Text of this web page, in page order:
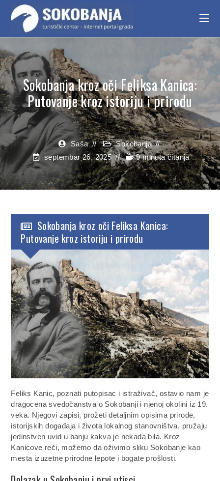
Sokobanja kroz oči Feliksa Kanica:
Putovanje kroz istoriju i prirodu
Saša
Sokobanja
septembar 26, 2025
9 minuta čitanja
Sokobanja kroz oči Feliksa Kanica:
Putovanje kroz istoriju i prirodu
Feliks Kanic, poznati putopisac i istraživač, ostavio nam je
dragocena svedočanstva o Sokobanji i njenoj okolini iz 19.
veka. Njegovi zapisi, prožeti detaljnim opisima prirode,
istorijskih događaja i života lokalnog stanovništva, pružaju
jedinstven uvid u banju kakva je nekada bila. Kroz
Kanicove reči, možemo da oživimo sliku Sokobanje kao
mesta izuzetne prirodne lepote i bogate prošlosti.